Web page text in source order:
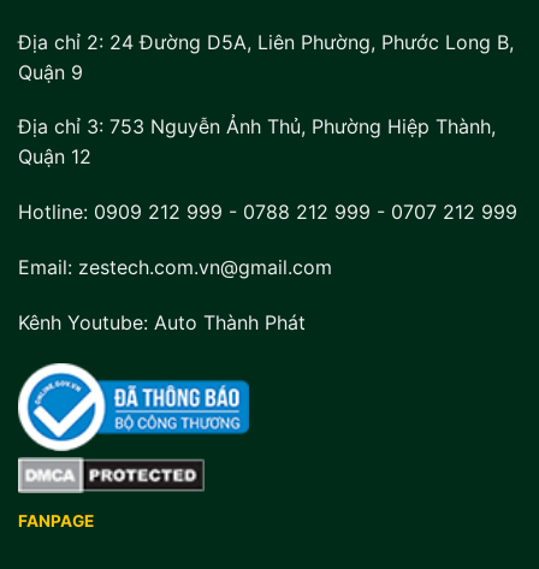
Địa chỉ 2: 24 Đường D5A, Liên Phường, Phước Long B,
Quận 9
Địa chỉ 3: 753 Nguyễn Ảnh Thủ, Phường Hiệp Thành,
Quận 12
Hotline: 0909 212 999 - 0788 212 999 - 0707 212 999
Email: zestech.com.vn@gmail.com
Kênh Youtube: Auto Thành Phát
FANPAGE